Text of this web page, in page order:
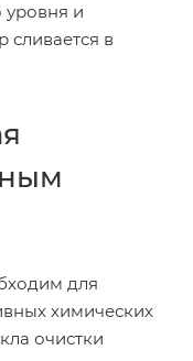
уровня и
сливается в
для
химических
очистки